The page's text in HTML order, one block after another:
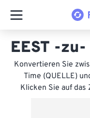
EEST -
Konvertieren Sie
Time (QUELLE)
Klicken Sie auf